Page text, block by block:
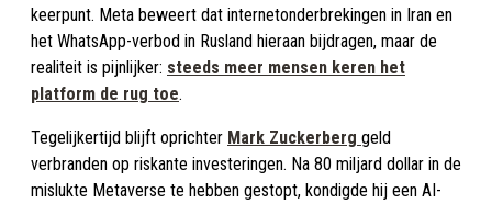
keerpunt. Meta beweert dat internetonderbrekingen in Iran en
het WhatsApp-verbod in Rusland hieraan bijdragen, maar de
realiteit is pijnlijker: steeds meer mensen keren het
platform de rug toe.
Tegelijkertijd blijft oprichter Mark Zuckerberg geld
verbranden op riskante investeringen. Na 80 miljard dollar in de
mislukte Metaverse te hebben gestopt, kondigde hij een AI-